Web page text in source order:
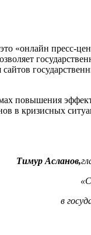
«онлайн пресс-
повышения
в кризисных
Тимур Асланов,
в